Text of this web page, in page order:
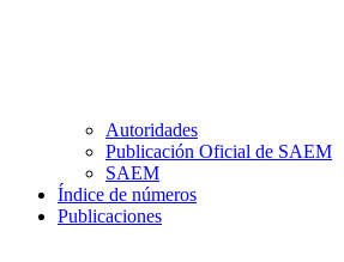
Autoridades
Publicación Oficial de SAEM
SAEM
Índice de números
Publicaciones